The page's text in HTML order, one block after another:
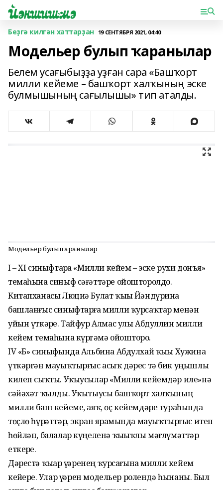
Беҙгә килгән хаттарҙан 19 СЕНТЯБРЯ 2021, 04:40
Модельер булып ҡаранылар
Белем усағыбыҙҙа уҙған сара «Башҡорт
милли кейеме – башҡорт халҡының эске
булмышының сағылышы» тип аталды.
Модельер булып ҡаранылар
I – XI синыфтарҙа «Милли кейем – эске рухи донъя»
темаһына синыф сәғәттәре ойошторолдо.
Китапханасы Люциә Булат ҡыҙы Йәндүрина
башланғыс синыфтарға милли ҡурсаҡтар менән
уйын үткәрҙе. Тайфур Алмас улы Абдуллин милли
кейем темаһына күргәҙмә ойошторҙо.
IV «Б» синыфында Альбина Абдулхай ҡыҙы Хужина
үткәргән мауыҡтырғыс асыҡ дәрес тә бик уңышлы
килеп сыҡты. Уҡыу­сылар «Милли кейемдәр иле»нә
сәйәхәт ҡылды. Уҡытыусы башҡорт халҡының
милли баш кейеме, аяҡ, өҫ кейемдәре тураһында
төҫлө һүрәттәр, экран ярҙамында мауыҡтырғыс итеп
һөйләп, балалар күңеленә ҡыҙыҡлы мәғлүмәттәр
еткерҙе.
Дәрестә ҡыҙҙар үҙҙәренең ҡурсағына милли кейем
кейҙерҙе. Улар үҙҙәрен модельер ролендә һынаны. Был